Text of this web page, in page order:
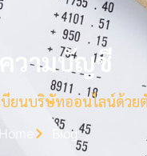
วามบัญชี
ยนบริษัทออนไลน์ด้วยตั
Home Blog